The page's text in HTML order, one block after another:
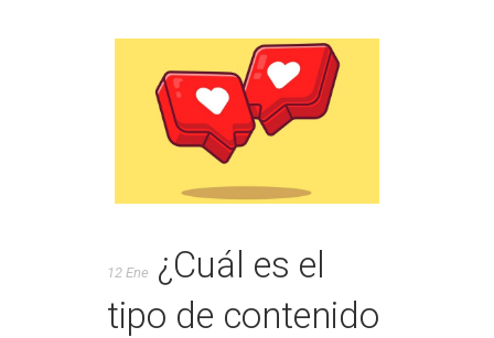
12 Ene
¿Cuál es el
tipo de contenido